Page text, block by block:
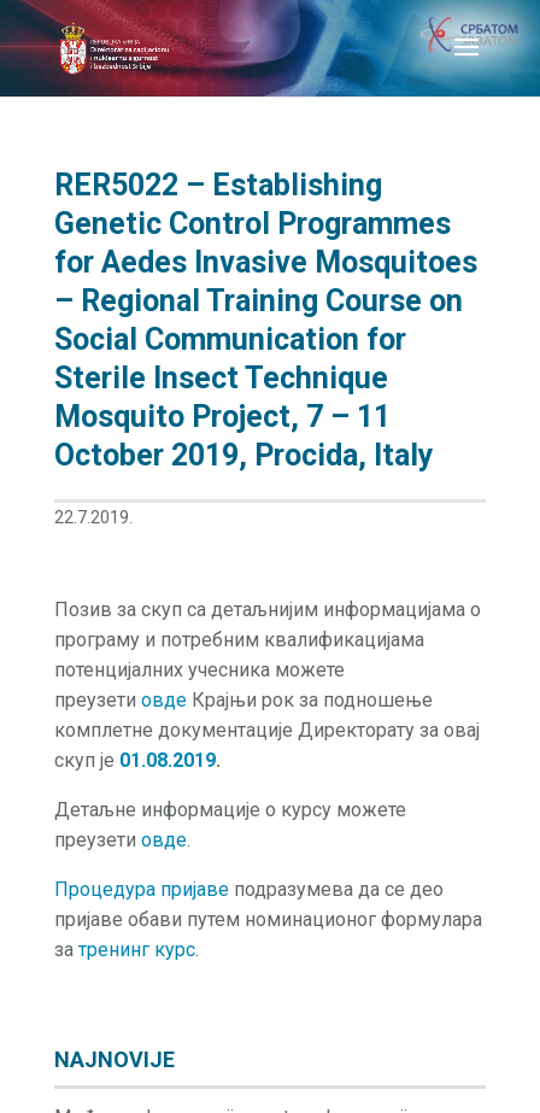
RER5022 – Establishing
Genetic Control Programmes
for Aedes Invasive Mosquitoes
– Regional Training Course on
Social Communication for
Sterile Insect Technique
Mosquito Project, 7 – 11
October 2019, Procida, Italy
22.7.2019.
Позив за скуп са детаљнијим информацијама о
програму и потребним квалификацијама
потенцијалних учесника можете
преузети овдеКрајњи рок за подношење
комплетне документације Директорату за овај
скуп је 01.08.2019.
Детаљне информације о курсу можете
преузети овде.
Процедура пријавеподразумева да се део
пријаве обави путем номинационог формулара
затренинг курс.
NAJNOVIJE